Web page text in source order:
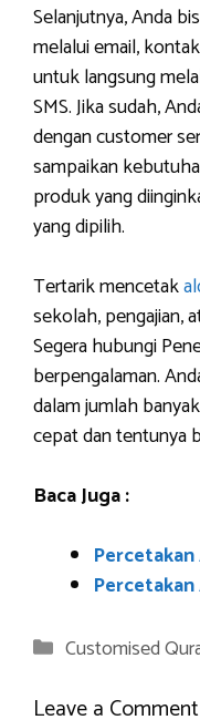
Selanjutnya, Anda
melalui email,
untuk langsung
SMS. Jika sudah,
dengan customer
sampaikan
produk yang
yang dipilih.
Tertarik mencetak
sekolah, pengajian,
Segera hubungi
berpengalaman.
dalam jumlah
cepat dan tentunya
Baca Juga :
Categories
Customised
Leave a Comment